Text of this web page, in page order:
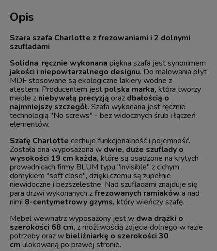
Opis
Szara szafa Charlotte z frezowaniami i 2 dolnymi
szufladami
Solidna, ręcznie wykonana piękna szafa jest synonimem
jakości i niepowtarzalnego designu. Do malowania płyt
MDF stosowane są ekologiczne lakiery wodne z
atestem. Producentem jest polska marka, która tworzy
meble z niebywałą precyzją oraz dbałością o
najmniejszy szczegół. Szafa wykonana jest ręcznie
technologią "No screws" - bez widocznych śrub i łączeń
elementów.
Szafę Charlotte cechuje funkcjonalność i pojemność.
Została ona wyposażona w dwie, duże szuflady o
wysokości 19 cm każda, które są osadzone na krytych
prowadnicach firmy BLUM typu "invisible" z cichym
domykiem "soft close", dzięki czemu są zupełnie
niewidoczne i bezszelestne. Nad szufladami znajduje się
para drzwi wykonanych zfrezowanych ramiaków a nad
nimi 8-centymetrowy gzyms, który wieńczy szafę.
Mebel wewnątrz wyposażony jest w dwa drążki o
szerokości 68 cm, z możliwością zdjęcia dolnego w razie
potrzeby oraz w bieliźniarkę o szerokości 30
cm ulokowaną po prawej stronie.